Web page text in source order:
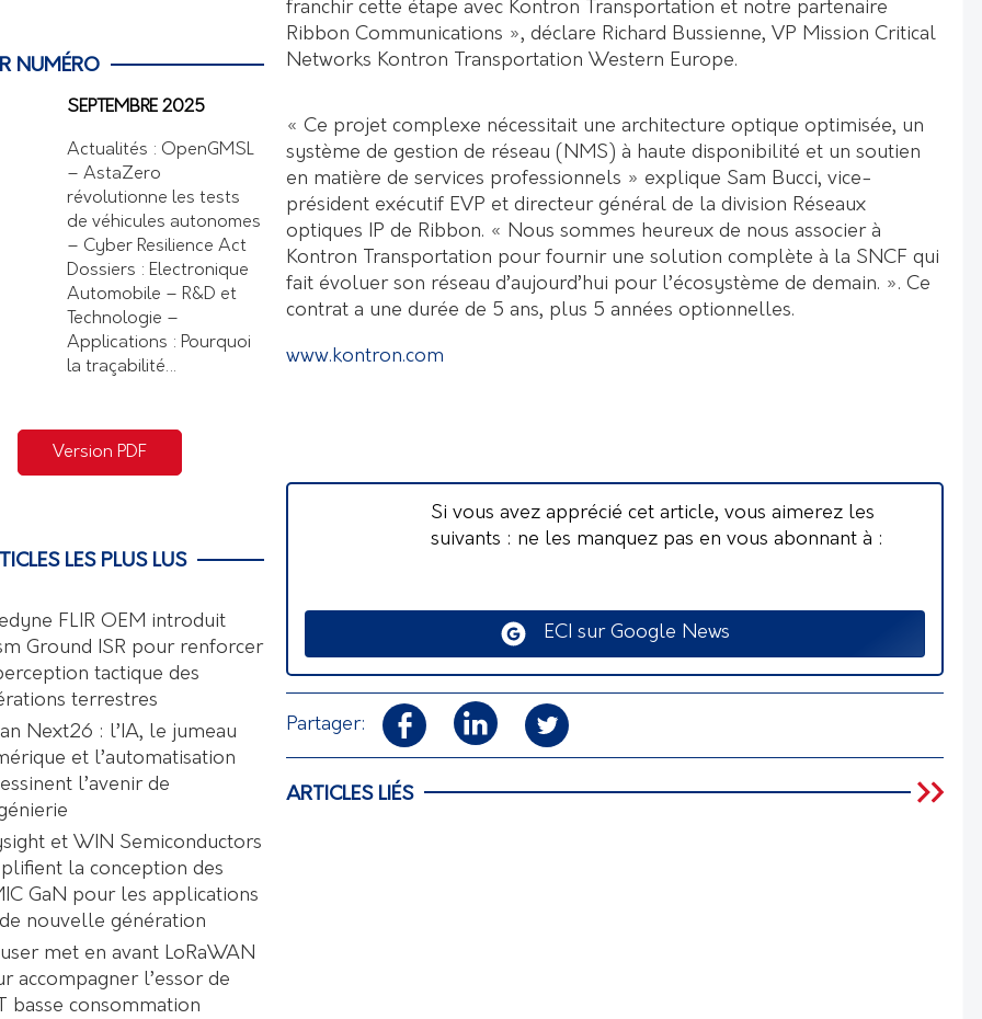
franchir cette étape avec Kontron Transportation et notre partenaire
Ribbon Communications », déclare Richard Bussienne, VP Mission Critical
Networks Kontron Transportation Western Europe.
« Ce projet complexe nécessitait une architecture optique optimisée, un
système de gestion de réseau (NMS) à haute disponibilité et un soutien
en matière de services professionnels » explique Sam Bucci, vice-
président exécutif EVP et directeur général de la division Réseaux
optiques IP de Ribbon. « Nous sommes heureux de nous associer à
Kontron Transportation pour fournir une solution complète à la SNCF qui
fait évoluer son réseau d’aujourd’hui pour l’écosystème de demain. ». Ce
contrat a une durée de 5 ans, plus 5 années optionnelles.
www.kontron.com
Si vous avez apprécié cet article, vous aimerez les
suivants : ne les manquez pas en vous abonnant à :
ECI sur Google News
Partager:
ARTICLES LIÉS
NUMÉRO
SEPTEMBRE 2025
Actualités : OpenGMSL
– AstaZero
révolutionne les tests
de véhicules autonomes
– Cyber Resilience Act
Dossiers : Electronique
Automobile – R&D et
Technologie –
Applications : Pourquoi
la traçabilité…
Version PDF
LES PLUS LUS
FLIR OEM introduit
Ground ISR pour renforcer
tactique des
terrestres
Next26 : l’IA, le jumeau
et l’automatisation
l’avenir de
et WIN Semiconductors
la conception des
GaN pour les applications
nouvelle génération
met en avant LoRaWAN
accompagner l’essor de
basse consommation